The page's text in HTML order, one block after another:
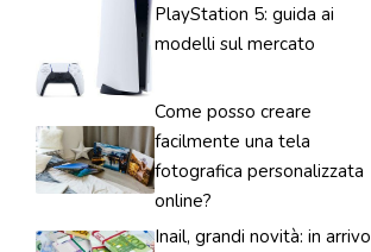
PlayStation 5: guida ai
modelli sul mercato
Come posso creare
facilmente una tela
fotografica personalizzata
online?
Inail, grandi novità: in arrivo